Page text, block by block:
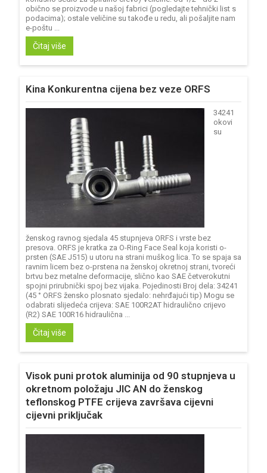
obično se proizvode u našoj fabrici (pogledajte tehnički list s
podacima); ostale veličine su takođe u redu, ali pošaljite nam
e-poštu ...
Čitaj više
Kina Konkurentna cijena bez veze ORFS
34241
okovi
su
ženskog ravnog sjedala 45 stupnjeva ORFS i vrste bez
presova. ORFS je kratka za O-Ring Face Seal koja koristi o-
prsten (SAE J515) u utoru na strani muškog lica. To se spaja sa
ravnim licem bez o-prstena na ženskoj okretnoj strani, tvoreći
brtvu bez metalne deformacije, slično kao SAE četverokutni
spojni prirubnički spoj bez vijaka. Pojedinosti Broj dela: 34241
(45 ° ORFS žensko plosnato sjedalo: nehrđajući tip) Mogu se
odabrati slijedeća crijeva: SAE 100R2AT hidraulično crijevo
(R2) SAE 100R16 hidraulična ...
Čitaj više
Visok puni protok aluminija od 90 stupnjeva u
okretnom položaju JIC AN do ženskog
teflonskog PTFE crijeva završava cijevni
cijevni priključak